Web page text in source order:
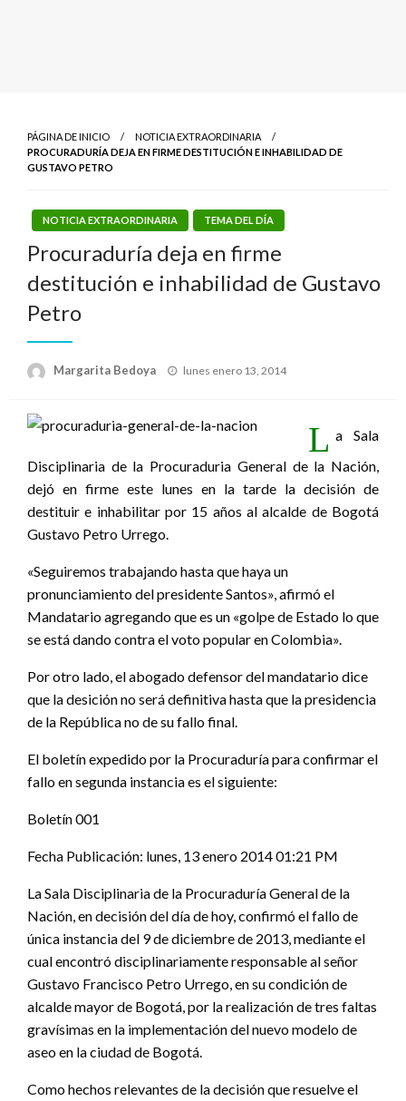
PÁGINA DE INICIO
NOTICIA EXTRAORDINARIA
PROCURADURÍA DEJA EN FIRME DESTITUCIÓN E INHABILIDAD DE
GUSTAVO PETRO
NOTICIA EXTRAORDINARIA TEMA DEL DÍA
Procuraduría deja en firme
destitución e inhabilidad de Gustavo
Petro
Margarita Bedoya
Publicado
lunes enero 13, 2014
L a Sala
Disciplinaria de la Procuraduria General de la Nación,
dejó en firme este lunes en la tarde la decisión de
destituir e inhabilitar por 15 años al alcalde de Bogotá
Gustavo Petro Urrego.
«Seguiremos trabajando hasta que haya un
pronunciamiento del presidente Santos», afirmó el
Mandatario agregando que es un «golpe de Estado lo que
se está dando contra el voto popular en Colombia».
Por otro lado, el abogado defensor del mandatario dice
que la desición no será definitiva hasta que la presidencia
de la República no de su fallo final.
El boletín expedido por la Procuraduría para confirmar el
fallo en segunda instancia es el siguiente:
Boletín 001
Fecha Publicación: lunes, 13 enero 2014 01:21 PM
La Sala Disciplinaria de la Procuraduría General de la
Nación, en decisión del día de hoy, confirmó el fallo de
única instancia del 9 de diciembre de 2013, mediante el
cual encontró disciplinariamente responsable al señor
Gustavo Francisco Petro Urrego, en su condición de
alcalde mayor de Bogotá, por la realización de tres faltas
gravísimas en la implementación del nuevo modelo de
aseo en la ciudad de Bogotá.
Como hechos relevantes de la decisión que resuelve el